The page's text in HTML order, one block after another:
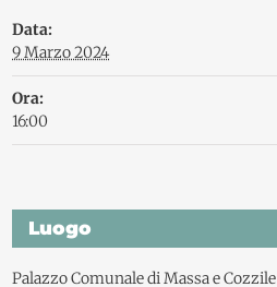
Data:
9 Marzo 2024
Ora:
16:00
Luogo
Palazzo Comunale di Massa e Cozzile